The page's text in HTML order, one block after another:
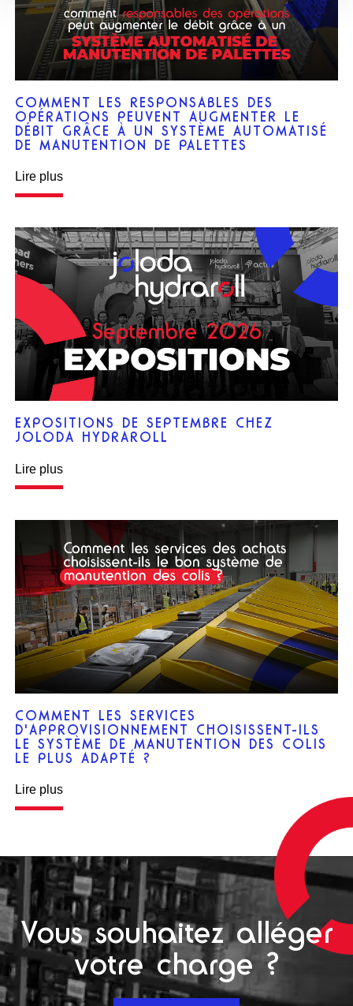
COMMENT LES RESPONSABLES DES
OPÉRATIONS PEUVENT AUGMENTER LE
DÉBIT GRÂCE À UN SYSTÈME AUTOMATISÉ
DE MANUTENTION DE PALETTES
Lire plus
EXPOSITIONS DE SEPTEMBRE CHEZ
JOLODA HYDRAROLL
Lire plus
COMMENT LES SERVICES
D'APPROVISIONNEMENT CHOISISSENT-ILS
LE SYSTÈME DE MANUTENTION DES COLIS
LE PLUS ADAPTÉ ?
Lire plus
Vous souhaitez alléger
votre charge ?